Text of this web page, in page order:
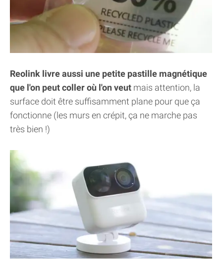
Reolink livre aussi une petite pastille magnétique
que l'on peut coller où l'on veut mais attention, la
surface doit être suffisamment plane pour que ça
fonctionne (les murs en crépit, ça ne marche pas
très bien !)